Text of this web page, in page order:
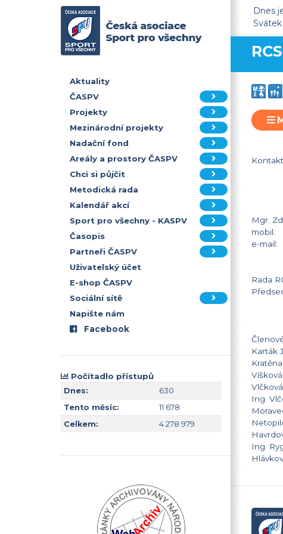
Aktuality
ČASPV
Projekty
Mezinárodní projekty
Nadační fond
Areály a prostory ČASPV
Chci si půjčit
Metodická rada
Kalendář akcí
Sport pro všechny - KASPV
Časopis
Partneři ČASPV
Uživatelský účet
E-shop ČASPV
Sociální sítě
Napište nám
Facebook
Počítadlo přístupů
Dnes:
630
Tento měsíc:
11 678
Celkem:
4 278 979
Dnes
U
500
Mgr.
e-
Rada
e-
Karták
Ing.
Ing.